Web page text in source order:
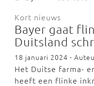
Kort nieuws
Bayer gaat
Duitsland
18 januari 2024 -
Het Duitse farma-
heeft een flinke